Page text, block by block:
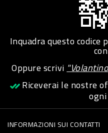
PET
PET
FOOD
FRESCHI
Inquadra questo codice
Oppure scrivi
Riceverai le nostre
INFORMAZIONI SUI CONTATTI